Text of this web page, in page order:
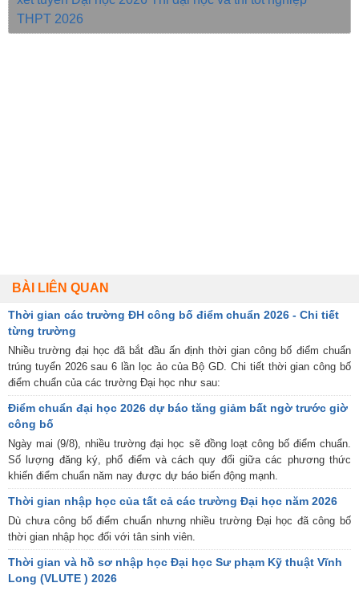
THPT 2026
BÀI LIÊN QUAN
Thời gian các trường ĐH công bố điểm chuẩn 2026 - Chi tiết
từng trường
Nhiều trường đại học đã bắt đầu ấn định thời gian công bố điểm chuẩn
trúng tuyển 2026 sau 6 lần lọc ảo của Bộ GD. Chi tiết thời gian công bố
điểm chuẩn của các trường Đại học như sau:
Điểm chuẩn đại học 2026 dự báo tăng giảm bất ngờ trước giờ
công bố
Ngày mai (9/8), nhiều trường đại học sẽ đồng loạt công bố điểm chuẩn.
Số lượng đăng ký, phổ điểm và cách quy đổi giữa các phương thức
khiến điểm chuẩn năm nay được dự báo biến động mạnh.
Thời gian nhập học của tất cả các trường Đại học năm 2026
Dù chưa công bố điểm chuẩn nhưng nhiều trường Đại học đã công bố
thời gian nhập học đối với tân sinh viên.
Thời gian và hồ sơ nhập học Đại học Sư phạm Kỹ thuật Vĩnh
Long (VLUTE ) 2026